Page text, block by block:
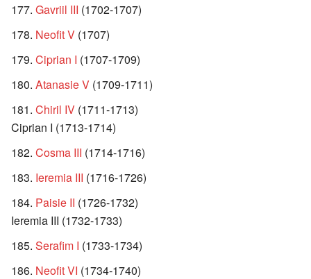
Gavriil III (1702-1707)
Neofit V (1707)
Ciprian I (1707-1709)
Atanasie V (1709-1711)
Chiril IV (1711-1713)
Ciprian I (1713-1714)
Cosma III (1714-1716)
Ieremia III (1716-1726)
Paisie II (1726-1732)
Ieremia III (1732-1733)
Serafim I (1733-1734)
Neofit VI (1734-1740)